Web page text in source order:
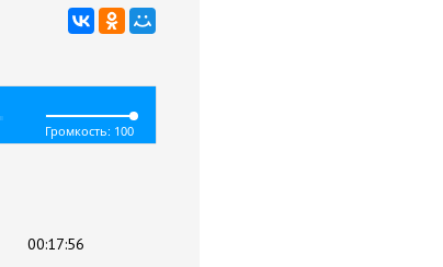
Громкость: 100
00:17:56